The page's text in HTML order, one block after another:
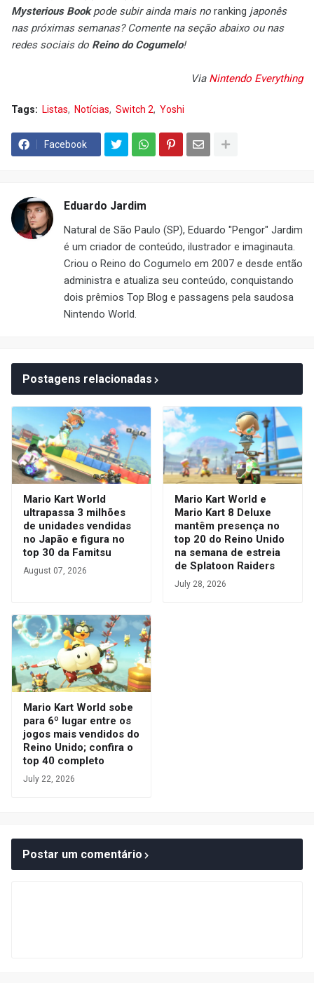
Mysterious Bookpode subir ainda mais no ranking japonês
nas próximas semanas? Comente na seção abaixo ou nas
redes sociais do Reino do Cogumelo!
Via Nintendo Everything
Tags: Listas Notícias Switch 2 Yoshi
Facebook
Eduardo Jardim
Natural de São Paulo (SP), Eduardo "Pengor" Jardim
é um criador de conteúdo, ilustrador e imaginauta.
Criou o Reino do Cogumelo em 2007 e desde então
administra e atualiza seu conteúdo, conquistando
dois prêmios Top Blog e passagens pela saudosa
Nintendo World.
Postagens relacionadas
Mario Kart World
ultrapassa 3 milhões
de unidades vendidas
no Japão e figura no
top 30 da Famitsu
August 07, 2026
Mario Kart World e
Mario Kart 8 Deluxe
mantêm presença no
top 20 do Reino Unido
na semana de estreia
de Splatoon Raiders
July 28, 2026
Mario Kart World sobe
para 6º lugar entre os
jogos mais vendidos do
Reino Unido; confira o
top 40 completo
July 22, 2026
Postar um comentário